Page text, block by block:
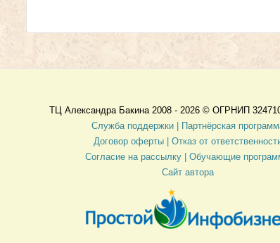
ТЦ Александра Бакина 2008 - 2026 © ОГРНИП
Служба поддержки |
Партнёрская
Договор оферты
| Отказ от
Согласие на рассылку | Обучающие
Сайт автора